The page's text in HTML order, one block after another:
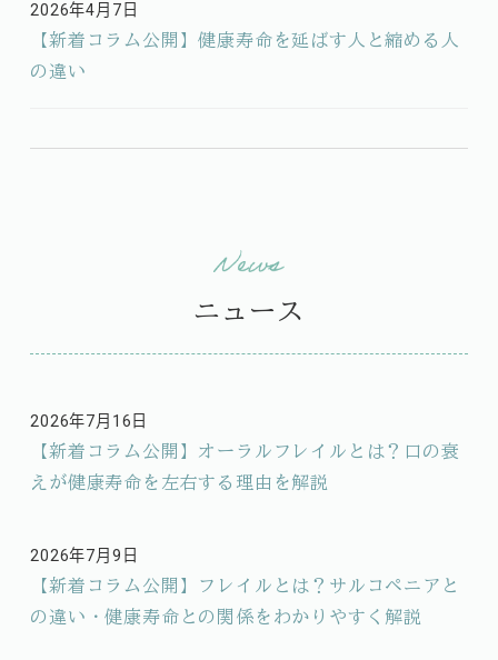
【新着コラム公開】健康寿命を延ばす人と縮める人
の違い
投稿日
2026年4月7日
ニュース
【新着コラム公開】オーラルフレイルとは？口の衰
えが健康寿命を左右する理由を解説
投稿日
2026年7月16日
【新着コラム公開】フレイルとは？サルコペニアと
の違い・健康寿命との関係をわかりやすく解説
投稿日
2026年7月9日